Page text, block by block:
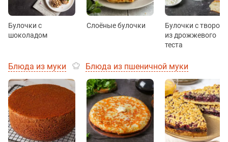
Булочки с
шоколадом
Слоёные булочки
Булочки с
из дрожжевого
теста
Блюда из муки Блюда из пшеничной муки